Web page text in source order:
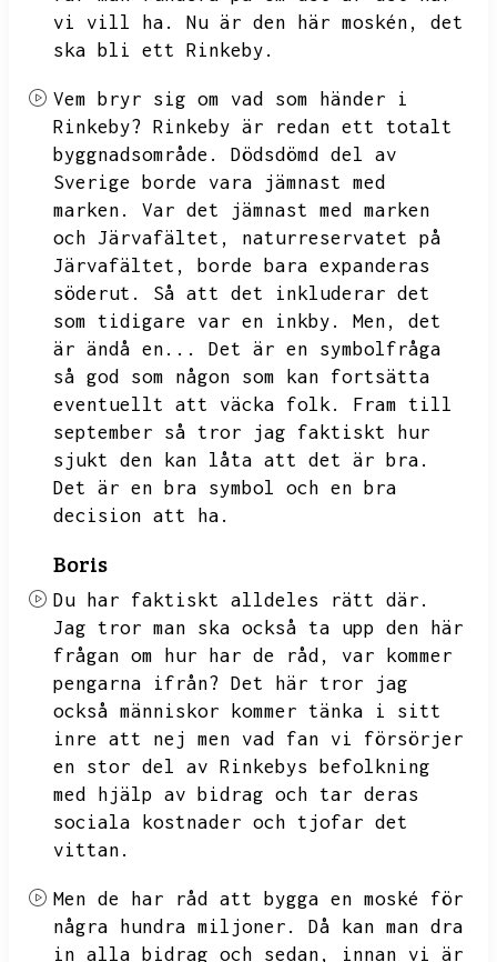
vi vill ha.
Nu är den här moskén,
det
ska bli ett Rinkeby.
Vem bryr sig om vad som händer i
Rinkeby? Rinkeby är redan ett totalt
byggnadsområde.
Dödsdömd del av
Sverige borde vara jämnast med
marken.
Var det jämnast med marken
och Järvafältet,
naturreservatet på
Järvafältet,
borde bara expanderas
söderut.
Så att det inkluderar det
som tidigare var en inkby.
Men,
det
är ändå en...
Det är en symbolfråga
så god som någon som kan fortsätta
eventuellt att väcka folk.
Fram till
september så tror jag faktiskt hur
sjukt den kan låta att det är bra.
Det är en bra symbol och en bra
decision att ha.
Boris
Du har faktiskt alldeles rätt där.
Jag tror man ska också ta upp den här
frågan om hur har de råd,
var kommer
pengarna ifrån? Det här tror jag
också människor kommer tänka i sitt
inre att nej men vad fan vi försörjer
en stor del av Rinkebys befolkning
med hjälp av bidrag och tar deras
sociala kostnader och tjofar det
vittan.
Men de har råd att bygga en moské för
några hundra miljoner.
Då kan man dra
in alla bidrag och sedan,
innan vi är